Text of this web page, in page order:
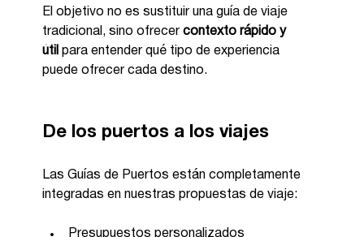
El objetivo no es sustituir una guía de viaje
tradicional, sino ofrecer contexto rápido y
útil para entender qué tipo de experiencia
puede ofrecer cada destino.
De los puertos a los viajes
Las Guías de Puertos están completamente
integradas en nuestras propuestas de viaje:
Presupuestos personalizados